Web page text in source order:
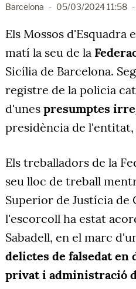
Barcelona - 05/03/2024 11:58 -
Els Mossos
matí la seu de la
Sicília de Barcelona.
registre de la policia
d'unes presumptes
presidència de l'entitat,
Els treballadors de la
seu lloc de treball
Superior de Justícia de
l'escorcoll ha estat
Sabadell, en el marc
delictes de falsedat en
privat i administració